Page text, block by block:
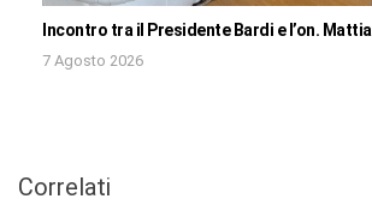
Incontro tra il Presidente Bardi e l’on. Mattia
7 Agosto 2026
Correlati